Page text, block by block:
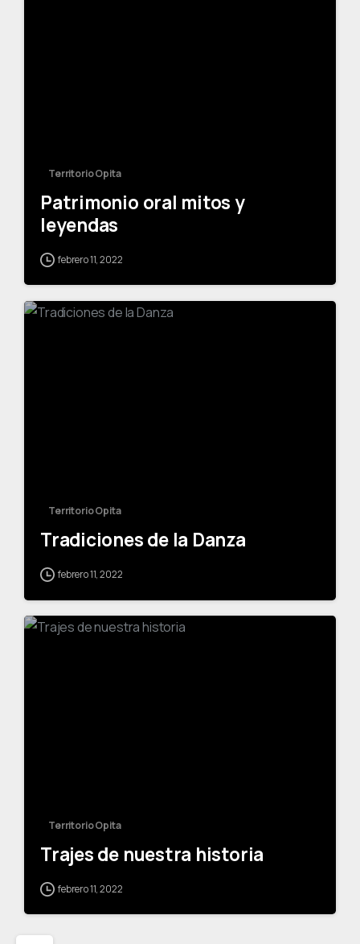
Territorio Opita
Patrimonio oral mitos y
leyendas
febrero 11, 2022
Territorio Opita
Tradiciones de la Danza
febrero 11, 2022
Territorio Opita
Trajes de nuestra historia
febrero 11, 2022